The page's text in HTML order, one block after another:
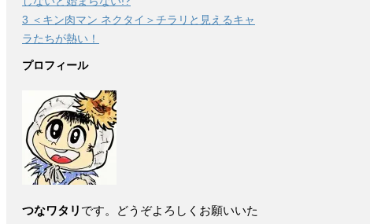
3 ＜キン肉マン ネクタイ＞チラリと見えるキャ
ラたちが熱い！
プロフィール
つなワタリ です。どうぞよろしくお願いいた